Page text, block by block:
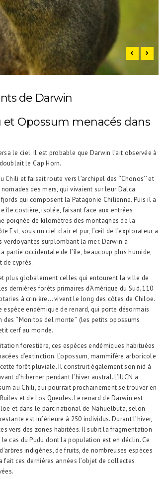
de Darwin
Opossum menacés dans
le ciel. Il est probable que Darwin l’ait observée à
le Cap Horn.
et faisait route vers l’archipel des ‘’Chonos’’ et
des mers, qui vivaient sur leur Dalca
qui composent la Patagonie Chilienne. Puis il a
île costière, isolée, faisant face aux entrées
poignée de kilomètres des montagnes de la
Est, sous un ciel clair et pur, l’œil de l’explorateur a
surplombant la mer. Darwin a
partie occidentale de l’île, beaucoup plus humide,
de cyprès.
plus globalement celles qui entourent la ville de
dernières forêts primaires d’Amérique du Sud. 110
à crinière… vivent le long des côtes de Chiloe.
endémique de renard, qui porte désormais
‘’Monitos del monte’’ (les petits opossums
cerf au monde.
forestière, ces espèces endémiques habituées
d’extinction. L’opossum, mammifère arboricole
forêt pluviale. Il construit également son nid à
d’hiberner pendant l’hiver austral. L’IUCN a
au Chili, qui pourrait prochainement se trouver en
et de Los Queules. Le renard de Darwin est
et dans le parc national de Nahuelbuta, selon
est inférieure à 250 individus. Durant l’hiver,
vers des zones habitées. Il subit la fragmentation
cas du Pudu dont la population est en déclin. Ce
indigènes, de fruits, de nombreuses espèces
fait ces dernières années l’objet de collectes